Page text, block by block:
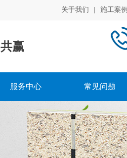
关于我们 施工案例
共赢
服务中心 常见问题